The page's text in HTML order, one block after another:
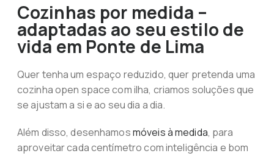
Cozinhas por medida –
adaptadas ao seu estilo de
vida em Ponte de Lima
Quer tenha um espaço reduzido, quer pretenda uma
cozinha open space com ilha, criamos soluções que
se ajustam a si e ao seu dia a dia.
Além disso, desenhamosmóveis à medida, para
aproveitar cada centímetro com inteligência e bom